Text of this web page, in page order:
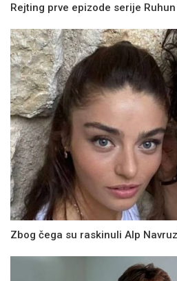
Rejting prve epizode serije
Zbog čega su raskinuli Alp